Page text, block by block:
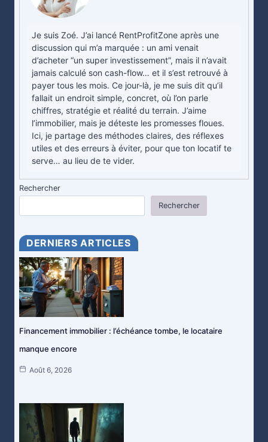
Je suis Zoé. J’ai lancé RentProfitZone après une
discussion qui m’a marquée : un ami venait
d’acheter “un super investissement”, mais il n’avait
jamais calculé son cash-flow… et il s’est retrouvé à
payer tous les mois. Ce jour-là, je me suis dit qu’il
fallait un endroit simple, concret, où l’on parle
chiffres, stratégie et réalité du terrain. J’aime
l’immobilier, mais je déteste les promesses floues.
Ici, je partage des méthodes claires, des réflexes
utiles et des erreurs à éviter, pour que ton locatif te
serve… au lieu de te vider.
Rechercher
Rechercher
DERNIERS ARTICLES
Financement immobilier : l’échéance tombe, le locataire
manque encore
Août 6, 2026